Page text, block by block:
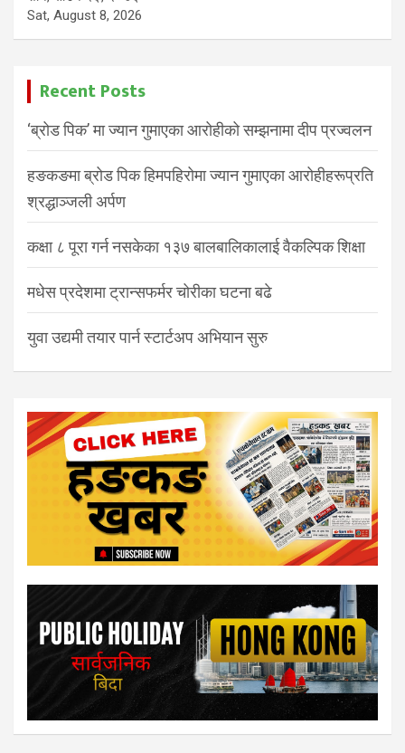
Sat, August 8, 2026
Recent Posts
‘ब्रोड पिक’ मा ज्यान गुमाएका आरोहीको सम्झनामा दीप प्रज्वलन
हङकङमा ब्रोड पिक हिमपहिरोमा ज्यान गुमाएका आरोहीहरूप्रति
श्रद्धाञ्जली अर्पण
कक्षा ८ पूरा गर्न नसकेका १३७ बालबालिकालाई वैकल्पिक शिक्षा
मधेस प्रदेशमा ट्रान्सफर्मर चोरीका घटना बढे
युवा उद्यमी तयार पार्न स्टार्टअप अभियान सुरु